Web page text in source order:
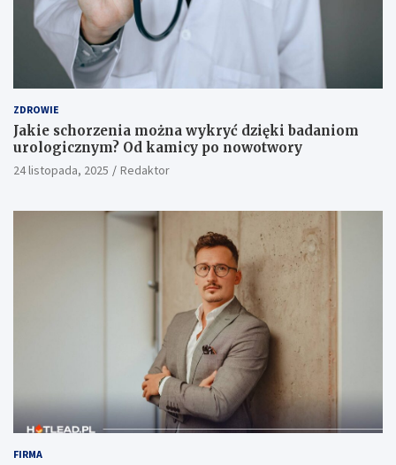
ZDROWIE
Jakie schorzenia można wykryć dzięki badaniom
urologicznym? Od kamicy po nowotwory
24 listopada, 2025 Redaktor
FIRMA